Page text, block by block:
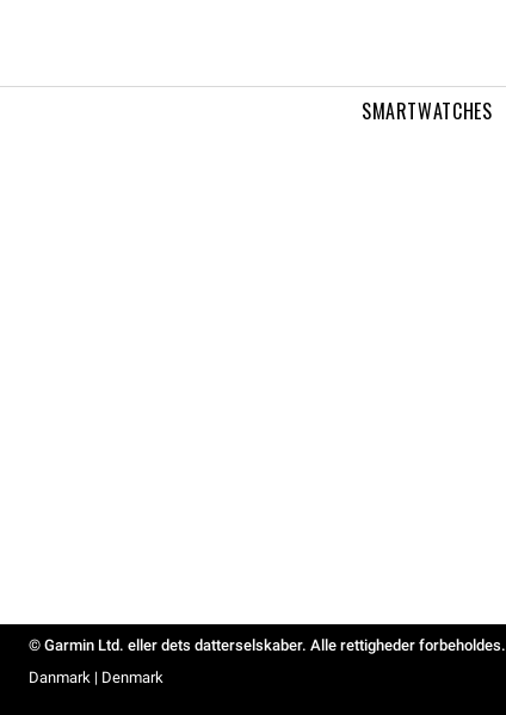
SMARTWATCHES
© Garmin Ltd. eller dets datterselskaber. Alle rettigheder forbeholdes.
Danmark | Denmark